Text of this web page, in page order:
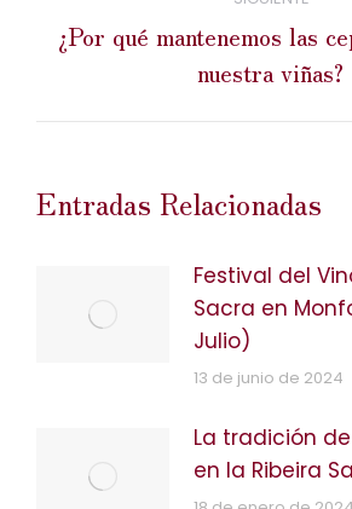
¿Por qué mantenemos las
nuestra viñas?
Entradas Relacionadas
Festival del
Sacra en
Julio)
13 de junio de 2024
La tradición
en la Ribeira